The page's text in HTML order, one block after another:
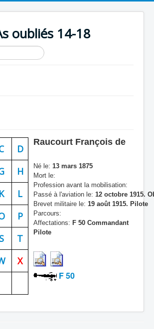
oubliés 14-18
D
H
K
L
P
S
T
X
Raucourt François de
Né le: 13 mars 1875
Mort le:
Profession avant la mobilisation:
Passé à l'aviation le: 12 octobre 1915.
Brevet militaire le: 19 août 1915. Pilote
Parcours:
Affectations: F 50 Commandant
Pilote
F 50